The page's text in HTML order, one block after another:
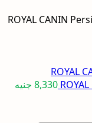
ROYAL CANIN
8,330 جنيه